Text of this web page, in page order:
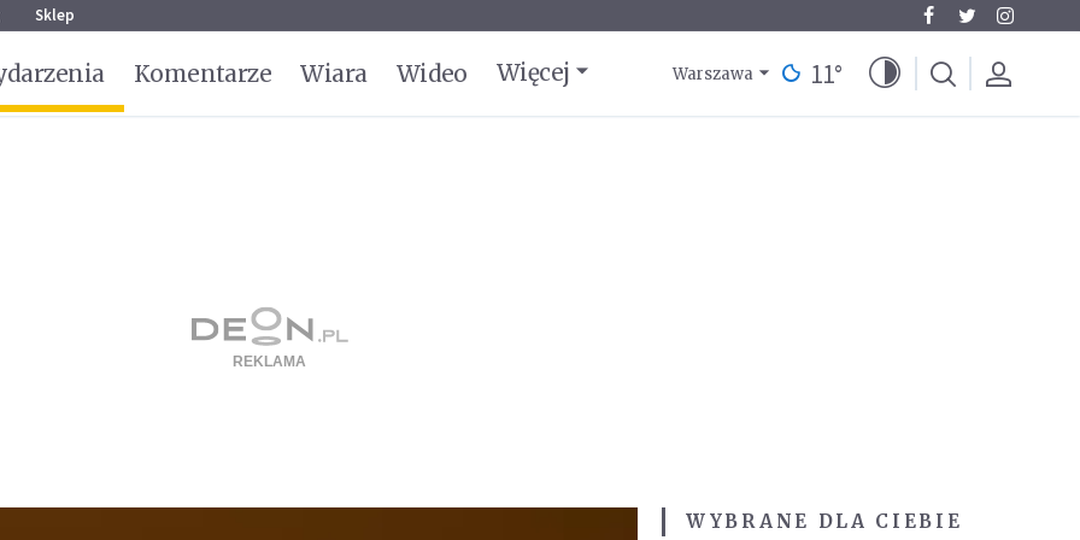
Sklep
Komentarze Wiara Wideo Więcej Warszawa 11°
WYBRANE DLA CIEBIE